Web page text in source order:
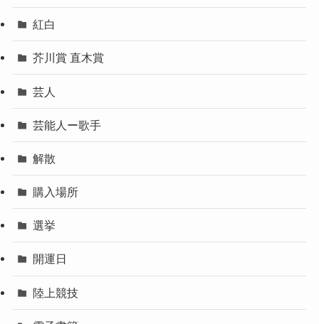
紅白
芥川賞 直木賞
芸人
芸能人ー歌手
解散
購入場所
選挙
開運日
陸上競技